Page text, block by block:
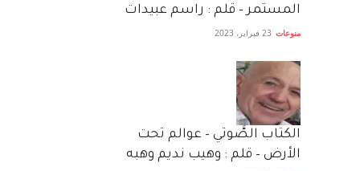
المستمر – قلم : راسم عبيدات
منوعات 23 فبراير، 2023
الكتاب الصَّوتي – عوالم تحت
الأرض – قلم : وهيب نديم وهبه